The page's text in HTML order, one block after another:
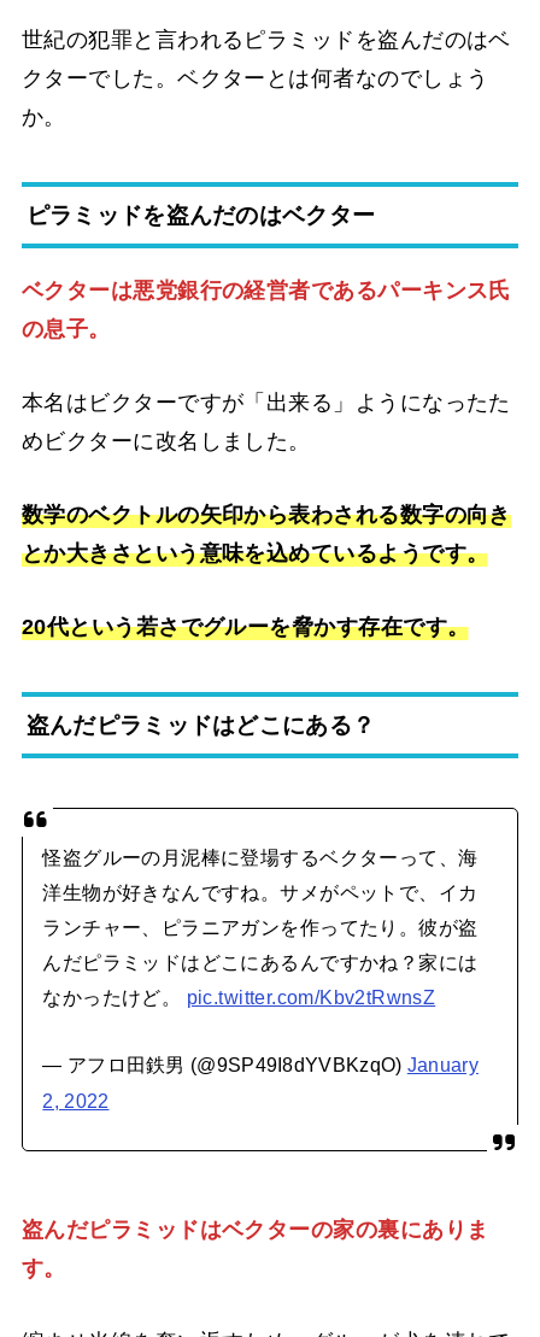
世紀の犯罪と言われるピラミッドを盗んだのはベ
クターでした。ベクターとは何者なのでしょう
か。
ピラミッドを盗んだのはベクター
ベクターは悪党銀行の経営者であるパーキンス氏
の息子。
本名はビクターですが「出来る」ようになったた
めビクターに改名しました。
数学のベクトルの矢印から表わされる数字の向き
とか大きさという意味を込めているようです。
20代という若さでグルーを脅かす存在です。
盗んだピラミッドはどこにある？
怪盗グルーの月泥棒に登場するベクターって、海
洋生物が好きなんですね。サメがペットで、イカ
ランチャー、ピラニアガンを作ってたり。彼が盗
んだピラミッドはどこにあるんですかね？家には
なかったけど。 pic.twitter.com/Kbv2tRwnsZ
— アフロ田鉄男 (@9SP49I8dYVBKzqO) January
2, 2022
盗んだピラミッドはベクターの家の裏にありま
す。